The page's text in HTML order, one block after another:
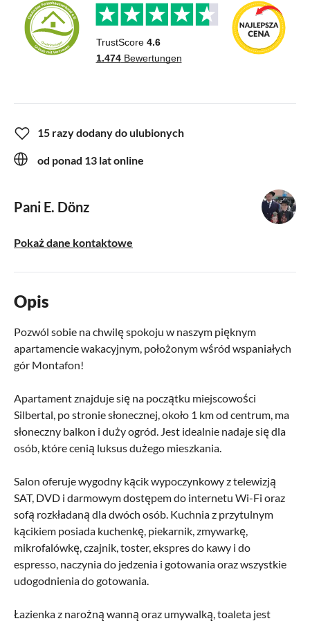
15 razy dodany do ulubionych
od ponad 13 lat online
Pani E. Dönz
Pokaż dane kontaktowe
Opis
Pozwól sobie na chwilę spokoju w naszym pięknym
apartamencie wakacyjnym, położonym wśród wspaniałych
gór Montafon!
Apartament znajduje się na początku miejscowości
Silbertal, po stronie słonecznej, około 1 km od centrum, ma
słoneczny balkon i duży ogród. Jest idealnie nadaje się dla
osób, które cenią luksus dużego mieszkania.
Salon oferuje wygodny kącik wypoczynkowy z telewizją
SAT, DVD i darmowym dostępem do internetu Wi-Fi oraz
sofą rozkładaną dla dwóch osób. Kuchnia z przytulnym
kącikiem posiada kuchenkę, piekarnik, zmywarkę,
mikrofalówkę, czajnik, toster, ekspres do kawy i do
espresso, naczynia do jedzenia i gotowania oraz wszystkie
udogodnienia do gotowania.
Łazienka z narożną wanną oraz umywalką, toaleta jest